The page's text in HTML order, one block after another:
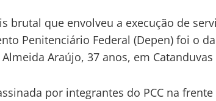
brutal que envolveu a execução de
Penitenciário Federal (Depen) foi o
Araújo, 37 anos, em Catanduvas
por integrantes do PCC na